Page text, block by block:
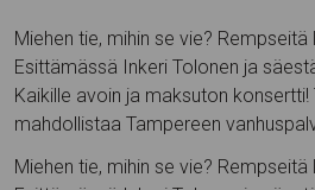
Miehen tie, mihin se vie?
Esittämässä Inkeri Tolonen ja
Kaikille avoin ja maksuton konsertti!
mahdollistaa Tampereen
Miehen tie, mihin se vie?